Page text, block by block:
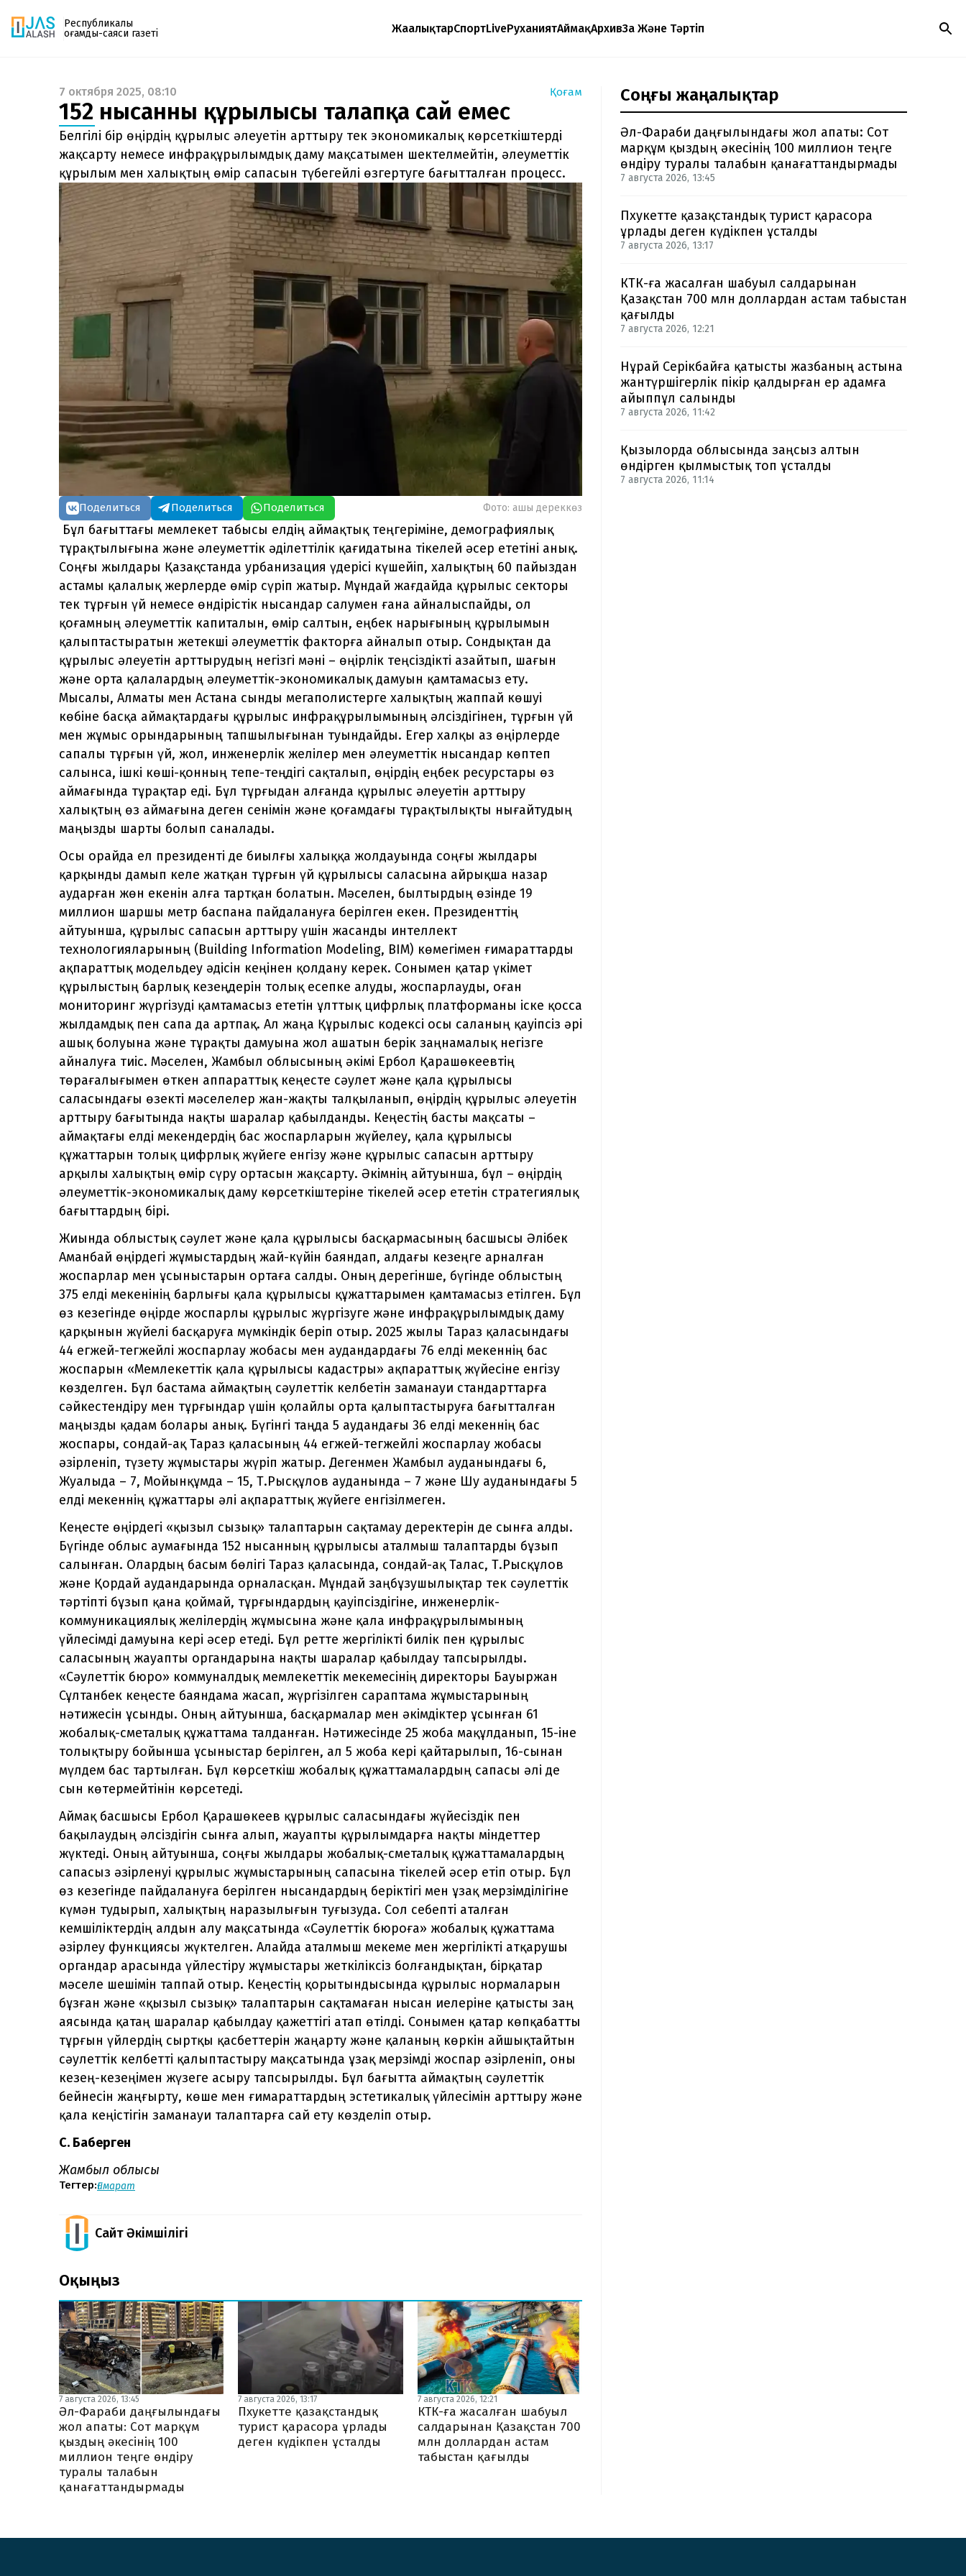
Республикалық
қоғамдық-саяси газеті
ЖаңалықтарСпортLiveРуханиятАймақАрхивЗаң Және Тәртіп
Газетке жазылу
PDF форматтағы газетті ай сайын электронды
поштаңызға алып отырыңыз. Жаңа нөмір
шыққан сәтте сізге бірден жіберіледі. Тек email
енгізіңіз, біз қалғанын өзіміз жібереміз.
7 октября 2025, 08:10 Қоғам
152 нысанның құрылысы талапқа сай емес
Белгілі бір өңірдің құрылыс әлеуетін арттыру тек экономикалық көрсеткіштерді
жақсарту немесе инфрақұрылымдық даму мақсатымен шектелмейтін, әлеуметтік
құрылым мен халықтың өмір сапасын түбегейлі өзгертуге бағытталған процесс.
Поделиться Поделиться Поделиться Фото: ашық дереккөз
Бұл бағыттағы мемлекет табысы елдің аймақтық теңгеріміне, демографиялық
тұрақтылығына және әлеуметтік әділеттілік қағидатына тікелей әсер ететіні анық.
Соңғы жылдары Қазақстанда урбанизация үдерісі күшейіп, халықтың 60 пайыздан
астамы қалалық жерлерде өмір сүріп жатыр. Мұндай жағдайда құрылыс секторы
тек тұрғын үй немесе өндірістік нысандар салумен ғана айналыспайды, ол
қоғамның әлеуметтік капиталын, өмір салтын, еңбек нарығының құрылымын
қалыптастыратын жетекші әлеуметтік факторға айналып отыр. Сондықтан да
құрылыс әлеуетін арттырудың негізгі мәні – өңірлік теңсіздікті азайтып, шағын
және орта қалалардың әлеуметтік-экономикалық дамуын қамтамасыз ету.
Мысалы, Алматы мен Астана сынды мегаполистерге халықтың жаппай көшуі
көбіне басқа аймақтардағы құрылыс инфрақұрылымының әлсіздігінен, тұрғын үй
мен жұмыс орындарының тапшылығынан туындайды. Егер халқы аз өңірлерде
сапалы тұрғын үй, жол, инженерлік желілер мен әлеуметтік нысандар көптеп
салынса, ішкі көші-қонның тепе-теңдігі сақталып, өңірдің еңбек ресурстары өз
аймағында тұрақтар еді. Бұл тұрғыдан алғанда құрылыс әлеуетін арттыру
халықтың өз аймағына деген сенімін және қоғамдағы тұрақтылықты нығайтудың
маңызды шарты болып саналады.
Осы орайда ел президенті де биылғы халыққа жолдауында соңғы жылдары
қарқынды дамып келе жатқан тұрғын үй құрылысы саласына айрықша назар
аударған жөн екенін алға тартқан болатын. Мәселен, былтырдың өзінде 19
миллион шаршы метр баспана пайдалануға берілген екен. Президенттің
айтуынша, құрылыс сапасын арттыру үшін жасанды интеллект
технологияларының (Building Information Modeling, BIM) көмегімен ғимараттарды
ақпараттық модельдеу әдісін кеңінен қолдану керек. Сонымен қатар үкімет
құрылыстың барлық кезеңдерін толық есепке алуды, жоспарлауды, оған
мониторинг жүргізуді қамтамасыз ететін ұлттық цифрлық платформаны іске қосса
жылдамдық пен сапа да артпақ. Ал жаңа Құрылыс кодексі осы саланың қауіпсіз әрі
ашық болуына және тұрақты дамуына жол ашатын берік заңнамалық негізге
айналуға тиіс. Мәселен, Жамбыл облысының әкімі Ербол Қарашөкеевтің
төрағалығымен өткен аппараттық кеңесте сәулет және қала құрылысы
саласындағы өзекті мәселелер жан-жақты талқыланып, өңірдің құрылыс әлеуетін
арттыру бағытында нақты шаралар қабылданды. Кеңестің басты мақсаты –
аймақтағы елді мекендердің бас жоспарларын жүйелеу, қала құрылысы
құжаттарын толық цифрлық жүйеге енгізу және құрылыс сапасын арттыру
арқылы халықтың өмір сүру ортасын жақсарту. Әкімнің айтуынша, бұл – өңірдің
әлеуметтік-экономикалық даму көрсеткіштеріне тікелей әсер ететін стратегиялық
бағыттардың бірі.
Жиында облыстық сәулет және қала құрылысы басқармасының басшысы Әлібек
Аманбай өңірдегі жұмыстардың жай-күйін баяндап, алдағы кезеңге арналған
жоспарлар мен ұсыныстарын ортаға салды. Оның дерегінше, бүгінде облыстың
375 елді мекенінің барлығы қала құрылысы құжаттарымен қамтамасыз етілген. Бұл
өз кезегінде өңірде жоспарлы құрылыс жүргізуге және инфрақұрылымдық даму
қарқынын жүйелі басқаруға мүмкіндік беріп отыр. 2025 жылы Тараз қаласындағы
44 егжей-тегжейлі жоспарлау жобасы мен аудандардағы 76 елді мекеннің бас
жоспарын «Мемлекеттік қала құрылысы кадастры» ақпараттық жүйесіне енгізу
көзделген. Бұл бастама аймақтың сәулеттік келбетін заманауи стандарттарға
сәйкестендіру мен тұрғындар үшін қолайлы орта қалыптастыруға бағытталған
маңызды қадам болары анық. Бүгінгі таңда 5 аудандағы 36 елді мекеннің бас
жоспары, сондай-ақ Тараз қаласының 44 егжей-тегжейлі жоспарлау жобасы
әзірленіп, түзету жұмыстары жүріп жатыр. Дегенмен Жамбыл ауданындағы 6,
Жуалыда – 7, Мойынқұмда – 15, Т.Рысқұлов ауданында – 7 және Шу ауданындағы 5
елді мекеннің құжаттары әлі ақпараттық жүйеге енгізілмеген.
Кеңесте өңірдегі «қызыл сызық» талаптарын сақтамау деректерін де сынға алды.
Бүгінде облыс аумағында 152 нысанның құрылысы аталмыш талаптарды бұзып
салынған. Олардың басым бөлігі Тараз қаласында, сондай-ақ Талас, Т.Рысқұлов
және Қордай аудандарында орналасқан. Мұндай заңбұзушылықтар тек сәулеттік
тәртіпті бұзып қана қоймай, тұрғындардың қауіпсіздігіне, инженерлік-
коммуникациялық желілердің жұмысына және қала инфрақұрылымының
үйлесімді дамуына кері әсер етеді. Бұл ретте жергілікті билік пен құрылыс
саласының жауапты органдарына нақты шаралар қабылдау тапсырылды.
«Сәулеттік бюро» коммуналдық мемлекеттік мекемесінің директоры Бауыржан
Сұлтанбек кеңесте баяндама жасап, жүргізілген сараптама жұмыстарының
нәтижесін ұсынды. Оның айтуынша, басқармалар мен әкімдіктер ұсынған 61
жобалық-сметалық құжаттама талданған. Нәтижесінде 25 жоба мақұлданып, 15-іне
толықтыру бойынша ұсыныстар берілген, ал 5 жоба кері қайтарылып, 16-сынан
мүлдем бас тартылған. Бұл көрсеткіш жобалық құжаттамалардың сапасы әлі де
сын көтермейтінін көрсетеді.
Аймақ басшысы Ербол Қарашөкеев құрылыс саласындағы жүйесіздік пен
бақылаудың әлсіздігін сынға алып, жауапты құрылымдарға нақты міндеттер
жүктеді. Оның айтуынша, соңғы жылдары жобалық-сметалық құжаттамалардың
сапасыз әзірленуі құрылыс жұмыстарының сапасына тікелей әсер етіп отыр. Бұл
өз кезегінде пайдалануға берілген нысандардың беріктігі мен ұзақ мерзімділігіне
күмән тудырып, халықтың наразылығын туғызуда. Сол себепті аталған
кемшіліктердің алдын алу мақсатында «Сәулеттік бюроға» жобалық құжаттама
әзірлеу функциясы жүктелген. Алайда аталмыш мекеме мен жергілікті атқарушы
органдар арасында үйлестіру жұмыстары жеткіліксіз болғандықтан, бірқатар
мәселе шешімін таппай отыр. Кеңестің қорытындысында құрылыс нормаларын
бұзған және «қызыл сызық» талаптарын сақтамаған нысан иелеріне қатысты заң
аясында қатаң шаралар қабылдау қажеттігі атап өтілді. Сонымен қатар көпқабатты
тұрғын үйлердің сыртқы қасбеттерін жаңарту және қаланың көркін айшықтайтын
сәулеттік келбетті қалыптастыру мақсатында ұзақ мерзімді жоспар әзірленіп, оны
кезең-кезеңімен жүзеге асыру тапсырылды. Бұл бағытта аймақтың сәулеттік
бейнесін жаңғырту, көше мен ғимараттардың эстетикалық үйлесімін арттыру және
қала кеңістігін заманауи талаптарға сай ету көзделіп отыр.
С. Бақберген
Жамбыл облысы
Тегтер:Ғимарат
Сайт Әкімшілігі
Оқыңыз
7 августа 2026, 13:45
Әл-Фараби даңғылындағы
жол апаты: Сот марқұм
қыздың әкесінің 100
миллион теңге өндіру
туралы талабын
қанағаттандырмады
7 августа 2026, 13:17
Пхукетте қазақстандық
турист қарасора ұрлады
деген күдікпен ұсталды
7 августа 2026, 12:21
КТК-ға жасалған шабуыл
салдарынан Қазақстан 700
млн доллардан астам
табыстан қағылды
Соңғы жаңалықтар
Әл-Фараби даңғылындағы жол апаты: Сот
марқұм қыздың әкесінің 100 миллион теңге
өндіру туралы талабын қанағаттандырмады
7 августа 2026, 13:45
Пхукетте қазақстандық турист қарасора
ұрлады деген күдікпен ұсталды
7 августа 2026, 13:17
КТК-ға жасалған шабуыл салдарынан
Қазақстан 700 млн доллардан астам табыстан
қағылды
7 августа 2026, 12:21
Нұрай Серікбайға қатысты жазбаның астына
жантүршігерлік пікір қалдырған ер адамға
айыппұл салынды
7 августа 2026, 11:42
Қызылорда облысында заңсыз алтын
өндірген қылмыстық топ ұсталды
7 августа 2026, 11:14